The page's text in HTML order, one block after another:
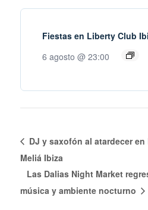
Fiestas en Liberty Club
6 agosto @ 23:00
DJ y saxofón al atardecer
Meliá Ibiza
Las Dalias Night Market
música y ambiente nocturno